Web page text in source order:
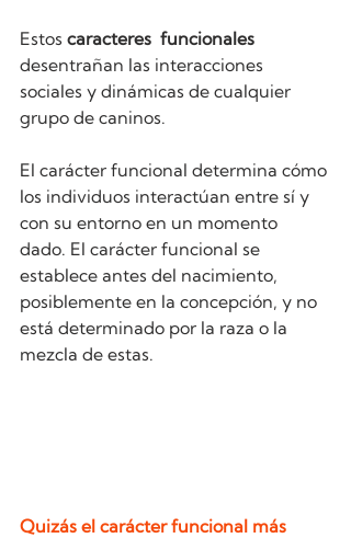
Estos caracteres  funcionales
desentrañan las interacciones
sociales y dinámicas de cualquier
grupo de caninos.
El carácter funcional determina cómo
los individuos interactúan entre sí y
con su entorno en un momento
dado. El carácter funcional se
establece antes del nacimiento,
posiblemente en la concepción, y no
está determinado por la raza o la
mezcla de estas.
Quizás el carácter funcional más